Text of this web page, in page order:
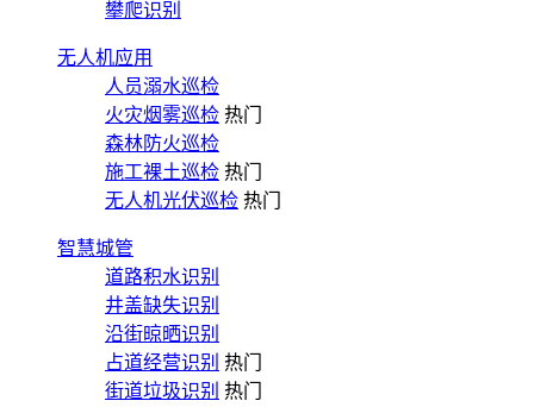
攀爬识别
无人机应用
人员溺水巡检
火灾烟雾巡检 热门
森林防火巡检
施工裸土巡检 热门
无人机光伏巡检 热门
智慧城管
道路积水识别
井盖缺失识别
沿街晾晒识别
占道经营识别 热门
街道垃圾识别 热门